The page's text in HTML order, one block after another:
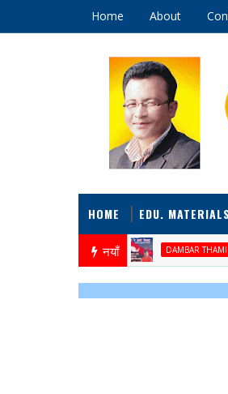
Home About
HOME EDU. MATERIALS
नयाँ DAMBAR THAMI SONG